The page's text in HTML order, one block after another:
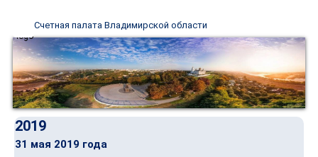
Счетная палата Владимирской области
2019
31 мая 2019 года